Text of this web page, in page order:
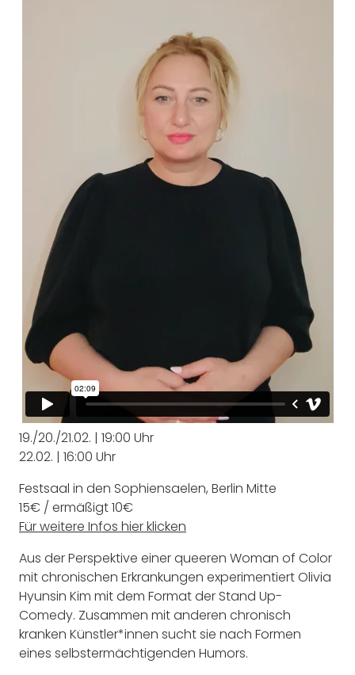
19./20./21.02. | 19:00 Uhr
22.02. | 16:00 Uhr
Festsaal in den Sophiensaelen, Berlin Mitte
15€ / ermäßigt 10€
Für weitere Infos hier klicken
Aus der Perspektive einer queeren Woman of Color
mit chronischen Erkrankungen experimentiert Olivia
Hyunsin Kim mit dem Format der Stand Up-
Comedy. Zusammen mit anderen chronisch
kranken Künstler*innen sucht sie nach Formen
eines selbstermächtigenden Humors.